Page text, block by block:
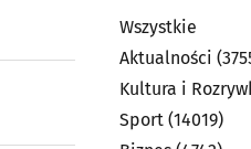
Wszystkie
Aktualności
Kultura i
Sport (14019)